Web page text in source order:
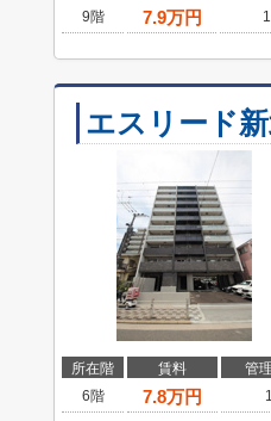
9階 7.9万円
エスリード
所在階 賃料
管
6階
7.8万円